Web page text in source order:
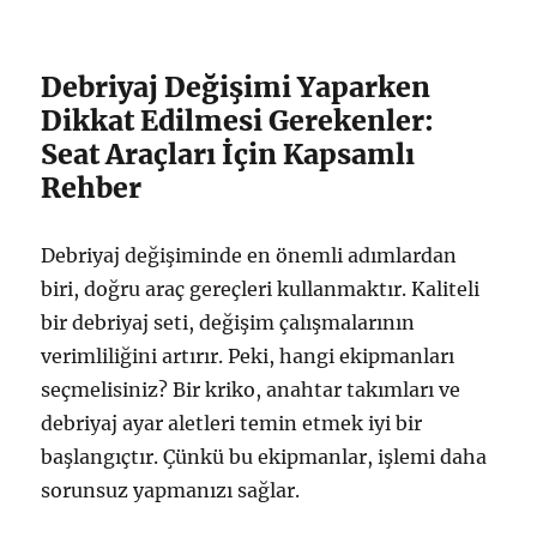
Debriyaj Değişimi Yaparken
Dikkat Edilmesi Gerekenler:
Seat Araçları İçin Kapsamlı
Rehber
Debriyaj değişiminde en önemli adımlardan
biri, doğru araç gereçleri kullanmaktır. Kaliteli
bir debriyaj seti, değişim çalışmalarının
verimliliğini artırır. Peki, hangi ekipmanları
seçmelisiniz? Bir kriko, anahtar takımları ve
debriyaj ayar aletleri temin etmek iyi bir
başlangıçtır. Çünkü bu ekipmanlar, işlemi daha
sorunsuz yapmanızı sağlar.